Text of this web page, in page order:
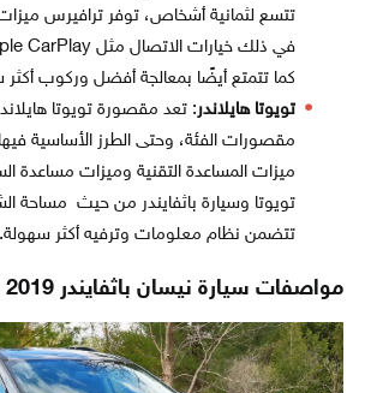
تتسع لثمانية أشخاص، توفر ترافيرس
كما تتمتع أيضًا بمعالجة أفضل وركوب
تويوتا هايلاندر: تعد مقصورة تويوتا
مقصورات الفئة، وحتى الطرز الأساسية
ميزات المساعدة التقنية وميزات مساعدة
تويوتا وسيارة باثفايندر من حيث مساحة
تتضمن نظام معلومات وترفيه أكثر سهولة.
مواصفات سيارة نيسان باثفايندر 2019